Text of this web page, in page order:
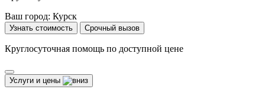
Ваш город: Курск
Узнать стоимость Срочный вызов
Круглосуточная помощь по доступной цене
Услуги и цены